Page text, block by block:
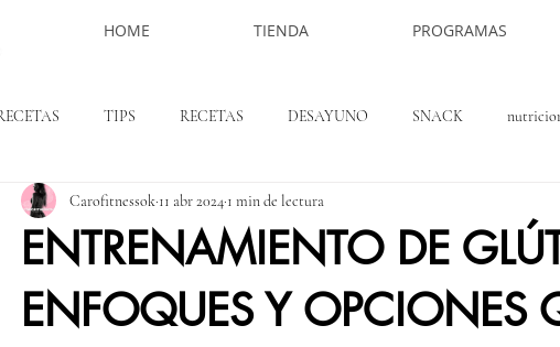
HOME TIENDA PROGRAMAS
TIPS RECETAS DESAYUNO SNACK
ENTRENAMIENTO DE
ENFOQUES Y OPCIONES
Carofitnessok 11 abr 2024 1 min de lectura